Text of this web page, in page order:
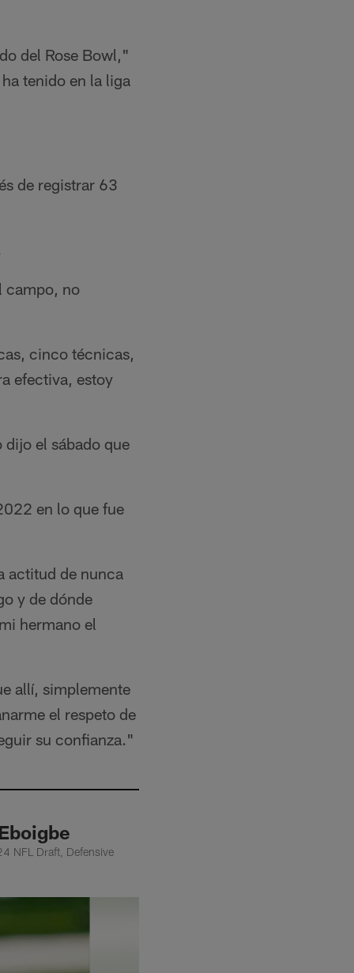
del Rose Bowl,"
tenido en la liga
de registrar 63
campo, no
cinco técnicas,
efectiva, estoy
el sábado que
en lo que fue
actitud de nunca
y de dónde
hermano el
allí, simplemente
el respeto de
su confianza."
NFL Draft, Defensive